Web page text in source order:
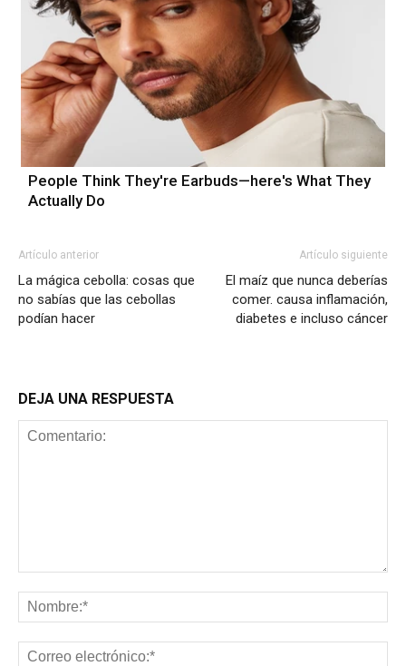
People Think They're Earbuds—here's What They
Actually Do
Artículo anterior
La mágica cebolla: cosas que
no sabías que las cebollas
podían hacer
Artículo siguiente
El maíz que nunca deberías
comer. causa inflamación,
diabetes e incluso cáncer
DEJA UNA RESPUESTA